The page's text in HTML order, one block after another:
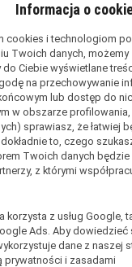
zł)
Informacja o
cookies i technologiom
Twoich danych, możemy
Ciebie wyświetlane
na przechowywanie
lub dostęp do
w obszarze
sprawiasz, że łatwiej
to, czego
Twoich danych będzie
z którymi
korzysta z usług Google,
Ads. Aby dowiedzieć
dane z naszej
prywatności i zasadami